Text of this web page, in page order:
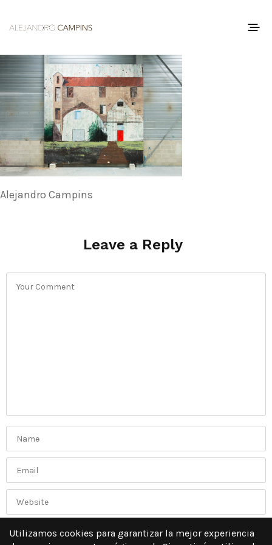
Alejandro Campins
Leave a Reply
Utilizamos cookies para garantizar la mejor experiencia